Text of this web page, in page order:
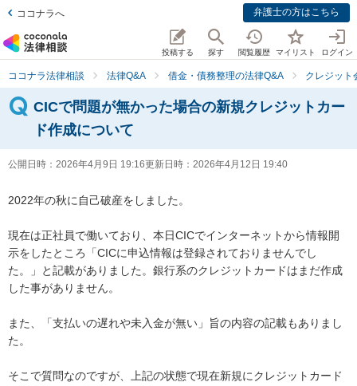
ココナラへ 弁護士の方はこちら
投稿する 探す 閲覧履歴 マイリスト ログイン
ココナラ法律相談 法律Q&A 借金・債務整理の法律Q&A クレジット
CICで問題が無かった場合の新規クレジットカー
ド作成について
公開日時： 2026年4月9日 19:16更新日時： 2026年4月12日 19:40
2022年の秋に自己破産をしました。
現在は正社員で働いており、本日CICでインターネットから情報開
示をしたところ「CICに申込情報は登録されておりませんでし
た。」と記載がありました。銀行系のクレジットカードはまだ作成
した事がありません。
また、「支払いの遅れや未入金が無い」旨の内容の記載もありまし
た。
そこで質問なのですが、上記の状態で現在新規にクレジットカード